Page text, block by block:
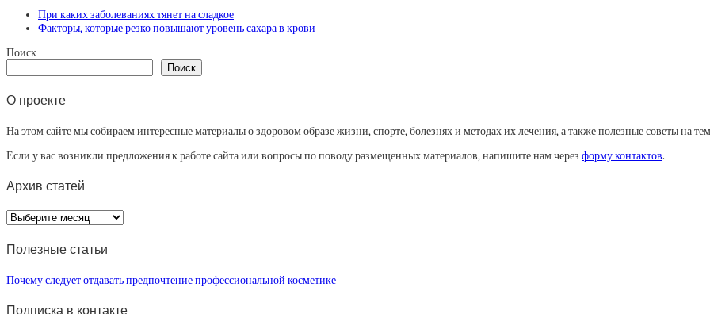
При каких заболеваниях тянет на сладкое
Факторы, которые резко повышают уровень сахара в крови
Поиск
Поиск
О проекте
На этом сайте мы собираем интересные материалы о здоровом образе жизни, спорте, болезнях и методах их лечения, а также полезные советы на
Если у вас возникли предложения к работе сайта или вопросы по поводу размещенных материалов, напишите нам через форму контактов.
Архив статей
Архив
Полезные статьи
Почему следует отдавать предпочтение профессиональной косметике
Подписка в контакте